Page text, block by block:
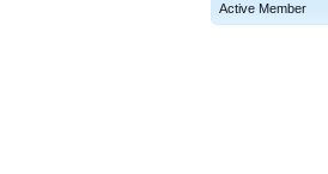
Active Member